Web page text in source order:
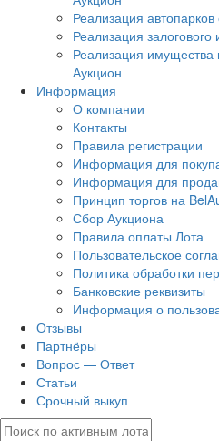
Реализация
Реализация
Реализация имущества
Аукцион
Информация
О компании
Контакты
Правила регистрации
Информация для
Информация для
Принцип торгов на
Сбор Аукциона
Правила оплаты Лота
Пользовательское
Политика обработки
Банковские реквизиты
Информация о
Отзывы
Партнёры
Вопрос — Ответ
Статьи
Срочный выкуп